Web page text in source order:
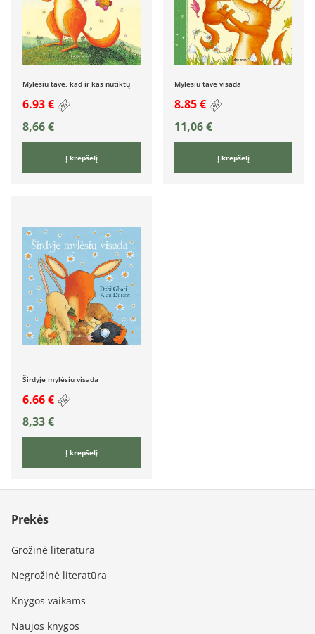
Mylėsiu tave, kad ir kas nutiktų
6.93 €
8,66€
Į krepšelį
Mylėsiu tave visada
8.85 €
11,06€
Į krepšelį
Širdyje mylėsiu visada
6.66 €
8,33€
Į krepšelį
Prekės
Grožinė literatūra
Negrožinė literatūra
Knygos vaikams
Naujos knygos